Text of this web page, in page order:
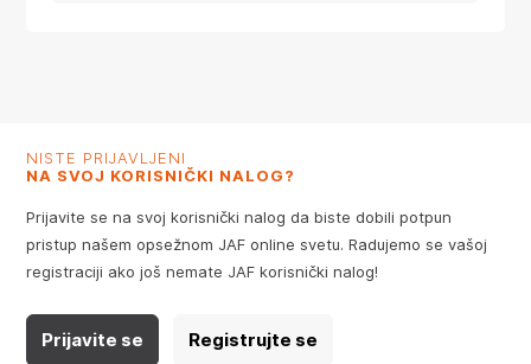
NISTE PRIJAVLJENI
NA SVOJ KORISNIČKI NALOG?
Prijavite se na svoj korisnički nalog da biste dobili potpun
pristup našem opsežnom JAF online svetu. Radujemo se vašoj
registraciji ako još nemate JAF korisnički nalog!
Prijavite se Registrujte se